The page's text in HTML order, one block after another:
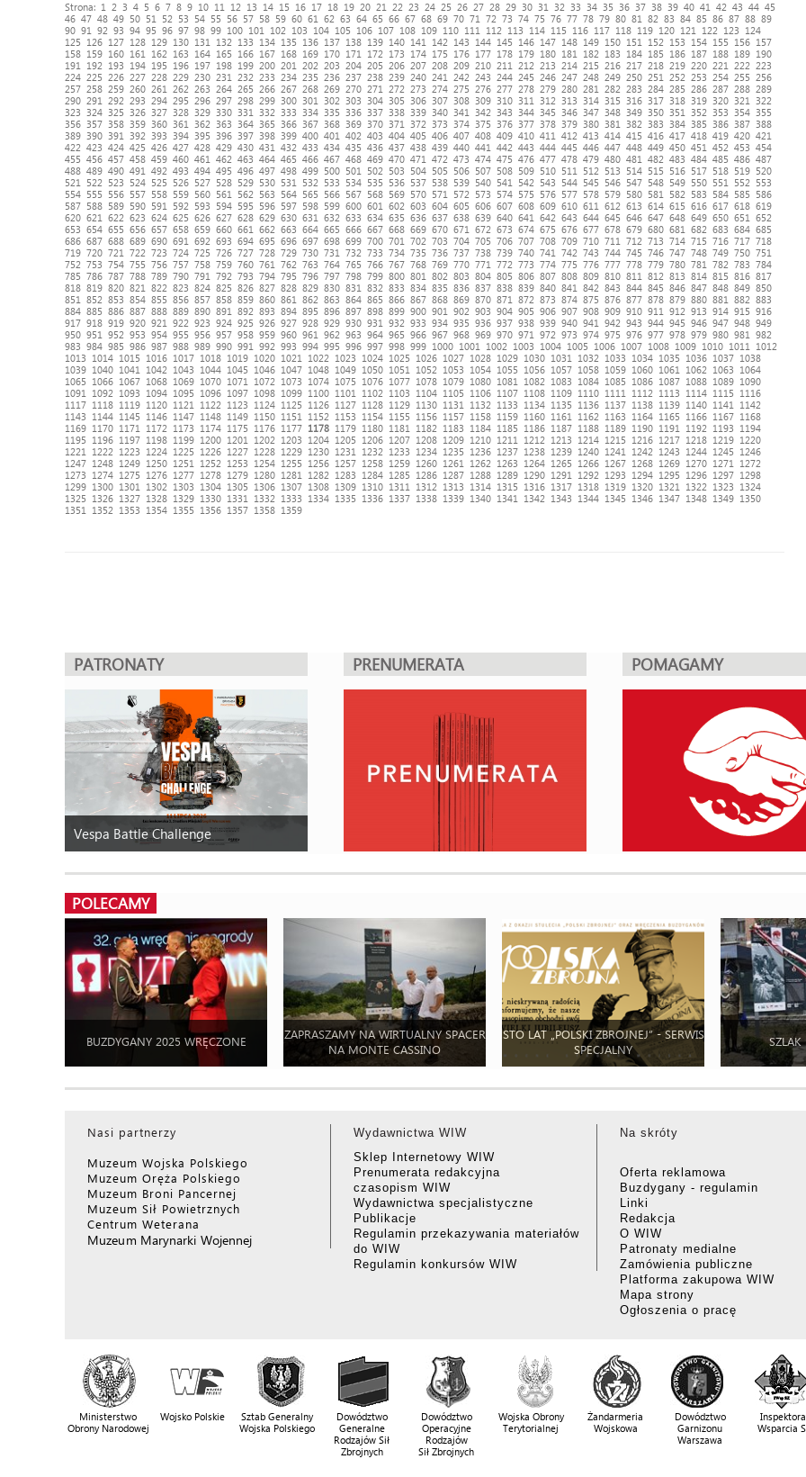
Strona: 1 2 3 4 5 6 7 8 9 10 11 12 13 14 15 16 17 18 19 20 21 22 23 24 25 26 27 28 29 30 31 32 33 34 35 36 37 38 39 40 41 42 43 44 45
46 47 48 49 50 51 52 53 54 55 56 57 58 59 60 61 62 63 64 65 66 67 68 69 70 71 72 73 74 75 76 77 78 79 80 81 82 83 84 85 86 87 88 89
90 91 92 93 94 95 96 97 98 99 100 101 102 103 104 105 106 107 108 109 110 111 112 113 114 115 116 117 118 119 120 121 122 123
124
125
126 127 128 129 130 131 132 133 134 135 136 137 138 139 140 141 142 143 144 145 146 147 148 149 150 151 152 153 154 155 156 157
158 159 160 161 162 163 164 165 166 167 168 169 170 171 172 173 174 175 176 177 178 179 180 181 182 183 184 185 186 187 188 189 190
191
192 193 194 195 196 197 198 199 200 201 202 203 204 205 206 207 208 209 210 211 212 213 214 215 216 217 218 219 220 221 222
223
224 225 226 227 228 229 230 231 232 233 234 235 236 237 238 239 240 241 242 243 244 245 246 247 248 249 250 251 252 253 254 255
256
257 258 259 260 261 262 263 264 265 266 267 268 269 270 271 272 273 274 275 276 277 278 279 280 281 282 283 284 285 286 287 288 289
290 291 292 293 294 295 296 297 298 299 300 301 302 303 304 305 306 307 308 309 310 311 312 313 314 315 316 317 318 319 320 321
322
323
324 325 326 327 328 329 330 331 332 333 334 335 336 337 338 339 340 341 342 343 344 345 346 347 348 349 350 351 352 353 354 355
356 357 358 359 360 361 362 363 364 365 366 367 368 369 370 371 372 373 374 375 376 377 378 379 380 381 382 383 384 385 386 387 388
389 390 391 392 393 394 395 396 397 398 399 400 401 402 403 404 405 406 407 408 409 410 411 412 413 414 415 416 417 418 419 420 421
422 423 424 425 426 427 428 429 430 431 432 433 434 435 436 437 438 439 440 441 442 443 444 445 446 447 448 449 450 451 452 453 454
455 456 457 458 459 460 461 462 463 464 465 466 467 468 469 470 471 472 473 474 475 476 477 478 479 480 481 482 483 484 485 486 487
488 489 490 491 492 493 494 495 496 497 498 499 500 501 502 503 504 505 506 507 508 509 510 511 512 513 514 515 516 517 518 519 520
521
522 523 524 525 526 527 528 529 530 531 532 533 534 535 536 537 538 539 540 541 542 543 544 545 546 547 548 549 550 551 552
553
554 555 556 557 558 559 560 561 562 563 564 565 566 567 568 569 570 571 572 573 574 575 576 577 578 579 580 581 582 583 584 585
586
587 588 589 590 591 592 593 594 595 596 597 598 599 600 601 602 603 604 605 606 607 608 609 610 611 612 613 614 615 616 617 618 619
620 621 622 623 624 625 626 627 628 629 630 631 632 633 634 635 636 637 638 639 640 641 642 643 644 645 646 647 648 649 650 651
652
653 654 655 656 657 658 659 660 661 662 663 664 665 666 667 668 669 670 671 672 673 674 675 676 677 678 679 680 681 682 683 684 685
686 687 688 689 690 691 692 693 694 695 696 697 698 699 700 701 702 703 704 705 706 707 708 709 710 711 712 713 714 715 716 717 718
719 720 721 722 723 724 725 726 727 728 729 730 731 732 733 734 735 736 737 738 739 740 741 742 743 744 745 746 747 748 749 750 751
752 753 754 755 756 757 758 759 760 761 762 763 764 765 766 767 768 769 770 771 772 773 774 775 776 777 778 779 780 781 782 783 784
785 786 787 788 789 790 791 792 793 794 795 796 797 798 799 800 801 802 803 804 805 806 807 808 809 810 811 812 813 814 815 816 817
818 819 820 821 822 823 824 825 826 827 828 829 830 831 832 833 834 835 836 837 838 839 840 841 842 843 844 845 846 847 848 849 850
851
852 853 854 855 856 857 858 859 860 861 862 863 864 865 866 867 868 869 870 871 872 873 874 875 876 877 878 879 880 881 882 883
884 885 886 887 888 889 890 891 892 893 894 895 896 897 898 899 900 901 902 903 904 905 906 907 908 909 910 911 912 913 914 915 916
917 918 919 920 921 922 923 924 925 926 927 928 929 930 931 932 933 934 935 936 937 938 939 940 941 942 943 944 945 946 947 948 949
950 951 952 953 954 955 956 957 958 959 960 961 962 963 964 965 966 967 968 969 970 971 972 973 974 975 976 977 978 979 980 981
982
983 984 985 986 987 988 989 990 991 992 993 994 995 996 997 998 999 1000 1001 1002 1003 1004 1005 1006 1007 1008 1009 1010 1011
1012
1013
1014 1015 1016 1017 1018 1019 1020 1021 1022 1023 1024 1025 1026 1027 1028 1029 1030 1031 1032 1033 1034 1035 1036 1037 1038
1039 1040 1041 1042 1043 1044 1045 1046 1047 1048 1049 1050 1051 1052 1053 1054 1055 1056 1057 1058 1059 1060 1061 1062 1063
1064
1065
1066 1067 1068 1069 1070 1071 1072 1073 1074 1075 1076 1077 1078 1079 1080 1081 1082 1083 1084 1085 1086 1087 1088 1089 1090
1091
1092 1093 1094 1095 1096 1097 1098 1099 1100 1101 1102 1103 1104 1105 1106 1107 1108 1109 1110 1111 1112 1113 1114 1115
1116
1117 1118 1119 1120 1121 1122 1123 1124 1125 1126 1127 1128 1129 1130 1131 1132 1133 1134 1135 1136 1137 1138 1139 1140 1141
1142
1143
1144 1145 1146 1147 1148 1149 1150 1151 1152 1153 1154 1155 1156 1157 1158 1159 1160 1161 1162 1163 1164 1165 1166 1167 1168
1169 1170 1171 1172 1173 1174 1175 1176 1177 1178 1179 1180 1181 1182 1183 1184 1185 1186 1187 1188 1189 1190 1191 1192 1193
1194
1195
1196 1197 1198 1199 1200 1201 1202 1203 1204 1205 1206 1207 1208 1209 1210 1211 1212 1213 1214 1215 1216 1217 1218 1219 1220
1221
1222 1223 1224 1225 1226 1227 1228 1229 1230 1231 1232 1233 1234 1235 1236 1237 1238 1239 1240 1241 1242 1243 1244 1245
1246
1247 1248 1249 1250 1251 1252 1253 1254 1255 1256 1257 1258 1259 1260 1261 1262 1263 1264 1265 1266 1267 1268 1269 1270 1271
1272
1273
1274 1275 1276 1277 1278 1279 1280 1281 1282 1283 1284 1285 1286 1287 1288 1289 1290 1291 1292 1293 1294 1295 1296 1297 1298
1299 1300 1301 1302 1303 1304 1305 1306 1307 1308 1309 1310 1311 1312 1313 1314 1315 1316 1317 1318 1319 1320 1321 1322 1323
1324
1325
1326 1327 1328 1329 1330 1331 1332 1333 1334 1335 1336 1337 1338 1339 1340 1341 1342 1343 1344 1345 1346 1347 1348 1349 1350
1351
1352 1353 1354 1355 1356 1357 1358 1359
PATRONATY
Vespa Battle Challenge
PRENUMERATA POMAGAMY
POLECAMY
BUZDYGANY 2025 WRĘCZONE
ZAPRASZAMY NA WIRTUALNY SPACER
NA MONTE CASSINO
STO LAT „POLSKI ZBROJNEJ” - SERWIS
SPECJALNY
SZLAK
Nasi partnerzy
Muzeum Wojska Polskiego
Muzeum Oręża Polskiego
Muzeum Broni Pancernej
Muzeum Sił Powietrznych
Centrum Weterana
Muzeum Marynarki Wojennej
Wydawnictwa WIW
Sklep Internetowy WIW
Prenumerata redakcyjna
czasopism WIW
Wydawnictwa specjalistyczne
Publikacje
Regulamin przekazywania materiałów
do WIW
Regulamin konkursów WIW
Na skróty
Oferta reklamowa
Buzdygany - regulamin
Linki
Redakcja
O WIW
Patronaty medialne
Zamówienia publiczne
Platforma zakupowa WIW
Mapa strony
Ogłoszenia o pracę
Ministerstwo
Obrony Narodowej
Wojsko Polskie
Sztab Generalny
Wojska Polskiego
Dowództwo
Generalne
Rodzajów Sił
Zbrojnych
Dowództwo
Operacyjne
Rodzajów
Sił Zbrojnych
Wojska Obrony
Terytorialnej
Żandarmeria
Wojskowa
Dowództwo
Garnizonu
Warszawa
Wsparcia